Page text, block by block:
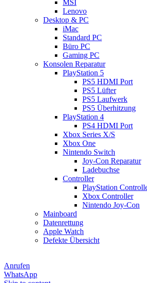
MSI
Lenovo
Desktop & PC
iMac
Standard PC
Büro PC
Gaming PC
Konsolen Reparatur
PlayStation 5
PS5 HDMI Port
PS5 Lüfter
PS5 Laufwerk
PS5 Überhitzung
PlayStation 4
PS4 HDMI Port
Xbox Series X/S
Xbox One
Nintendo Switch
Joy-Con Reparatur
Ladebuchse
Controller
PlayStation
Xbox Controller
Nintendo Joy-Con
Mainboard
Datenrettung
Apple Watch
Defekte Übersicht
Anrufen
WhatsApp